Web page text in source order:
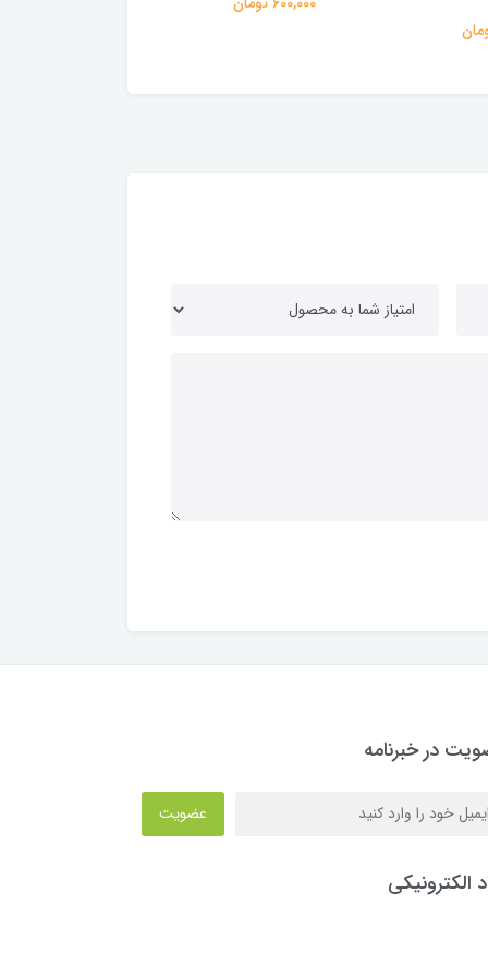
در خبرنامه
عضویت
الکترونیکی